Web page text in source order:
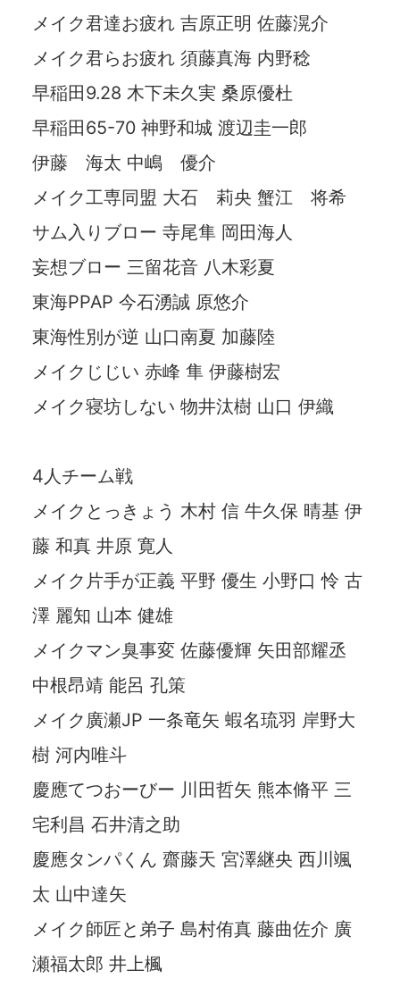
メイク君達お疲れ 吉原正明 佐藤滉介
メイク君らお疲れ 須藤真海 内野稔
早稲田9.28 木下未久実 桑原優杜
早稲田65-70 神野和城 渡辺圭一郎
伊藤 海太 中嶋 優介
メイク工専同盟 大石 莉央 蟹江 将希
サム入りブロー 寺尾隼 岡田海人
妄想ブロー 三留花音 八木彩夏
東海PPAP 今石湧誠 原悠介
東海性別が逆 山口南夏 加藤陸
メイクじじい 赤峰 隼 伊藤樹宏
メイク寝坊しない 物井汰樹 山口 伊織
4人チーム戦
メイクとっきょう 木村 信 牛久保 晴基 伊
藤 和真 井原 寛人
メイク片手が正義 平野 優生 小野口 怜 古
澤 麗知 山本 健雄
メイクマン臭事変 佐藤優輝 矢田部耀丞
中根昂靖 能呂 孔策
メイク廣瀬JP 一条竜矢 蝦名琉羽 岸野大
樹 河内唯斗
慶應てつおーびー 川田哲矢 熊本脩平 三
宅利昌 石井清之助
慶應タンパくん 齋藤天 宮澤継央 西川颯
太 山中達矢
メイク師匠と弟子 島村侑真 藤曲佐介 廣
瀬福太郎 井上楓